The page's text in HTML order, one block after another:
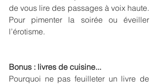
de vous lire des passages à voix haute.
Pour pimenter la soirée ou éveiller
l’érotisme.
Bonus : livres de cuisine...
Pourquoi ne pas feuilleter un livre de